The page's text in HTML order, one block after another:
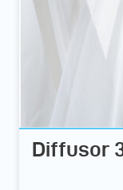
Diffusor